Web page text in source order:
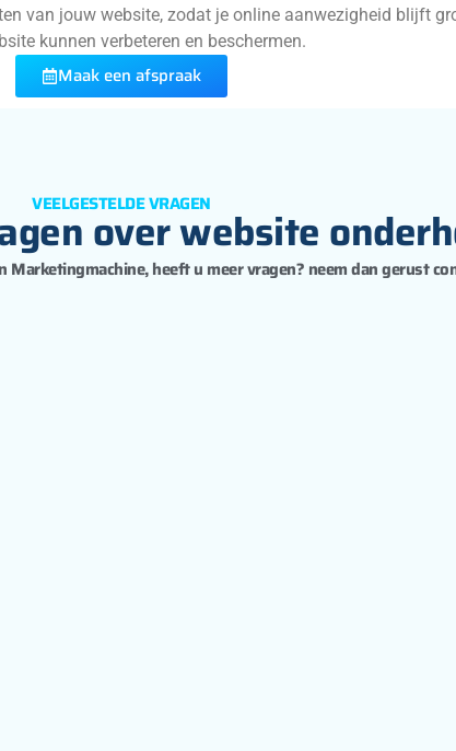
van jouw website, zodat je online aanwezigheid blijft
kunnen verbeteren en beschermen.
Maak een afspraak
VEELGESTELDE VRAGEN
over website
Marketingmachine, heeft u meer vragen? neem dan gerust